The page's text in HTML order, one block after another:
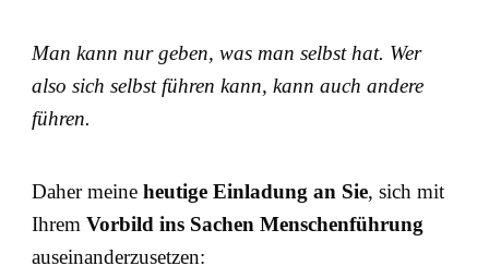
Man kann nur geben, was man selbst hat. Wer
also sich selbst führen kann, kann auch andere
führen.
Daher meine heutige Einladung an Sie, sich mit
Ihrem Vorbild ins Sachen Menschenführung
auseinanderzusetzen: